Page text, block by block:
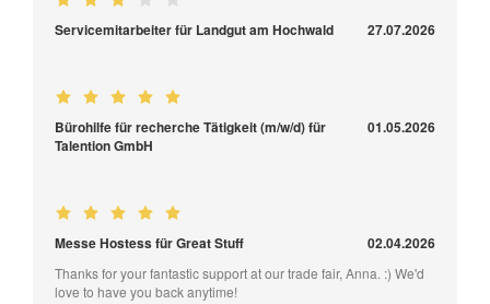
Servicemitarbeiter für Landgut am Hochwald 27.07.2026
Bürohilfe für recherche Tätigkeit (m/w/d) für
Talention GmbH
01.05.2026
Messe Hostess für Great Stuff 02.04.2026
Thanks for your fantastic support at our trade fair, Anna. :) We'd
love to have you back anytime!